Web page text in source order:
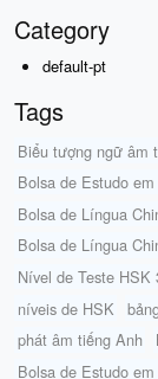
Category
default-pt
Tags
Biểu tượng ngữ âm
Bolsa de Estudo
Bolsa de Língua
Bolsa de Língua
Nível de Teste HSK
níveis de HSK
phát âm tiếng Anh
Bolsa de Estudo